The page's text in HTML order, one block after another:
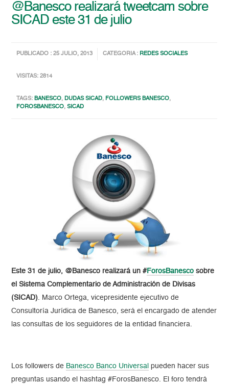
@Banesco realizará tweetcam sobre
SICAD este 31 de julio
PUBLICADO : 25 JULIO, 2013 CATEGORIA : REDES SOCIALES
VISITAS: 2814
TAGS:BANESCO,DUDAS SICAD, FOLLOWERS BANESCO,
FOROSBANESCO,SICAD
Este 31 de julio, @Banesco realizará un #ForosBanesco sobre
el Sistema Complementario de Administración de Divisas
(SICAD). Marco Ortega, vicepresidente ejecutivo de
Consultoría Jurídica de Banesco, será el encargado de atender
las consultas de los seguidores de la entidad financiera.
Los followers de Banesco Banco Universal pueden hacer sus
preguntas usando el hashtag #ForosBanesco. El foro tendrá